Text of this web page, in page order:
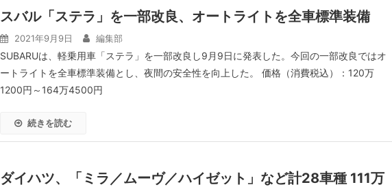
スバル「ステラ」を一部改良、オートライトを全車標準装備
2021年9月9日 編集部
SUBARUは、軽乗用車「ステラ」を一部改良し9月9日に発表した。今回の一部改良ではオ
ートライトを全車標準装備とし、夜間の安全性を向上した。 価格（消費税込）：120万
1200円～164万4500円
続きを読む
ダイハツ、「ミラ／ムーヴ／ハイゼット」など計28車種 111万